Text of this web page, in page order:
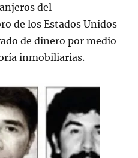
del
de los Estados Unidos
de dinero por medio
inmobiliarias.